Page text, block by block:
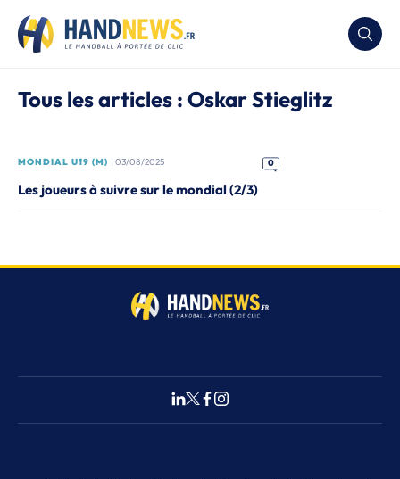
Tous les articles : Oskar Stieglitz
MONDIAL U19 (M) | 03/08/2025 0
Les joueurs à suivre sur le mondial (2/3)